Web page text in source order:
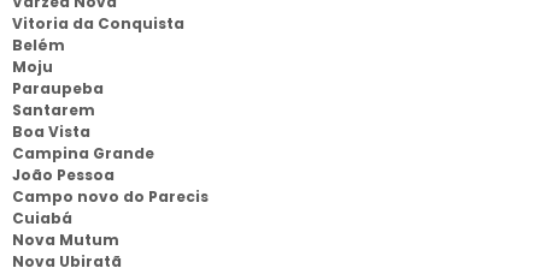
Vitoria da Conquista
Belém
Moju
Paraupeba
Santarem
Boa Vista
Campina Grande
João Pessoa
Campo novo do Parecis
Cuiabá
Nova Mutum
Nova Ubiratã